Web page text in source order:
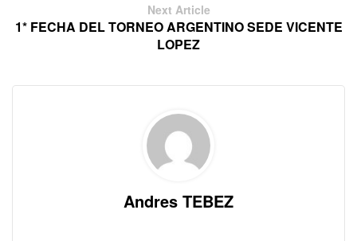
Next Article
1* FECHA DEL TORNEO ARGENTINO SEDE VICENTE
LOPEZ
Andres TEBEZ